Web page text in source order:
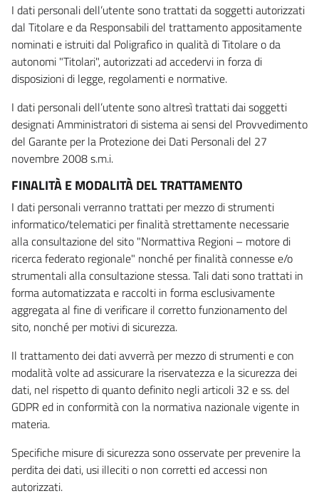
I dati personali dell’utente sono trattati da soggetti autorizzati
dal Titolare e da Responsabili del trattamento appositamente
nominati e istruiti dal Poligrafico in qualità di Titolare o da
autonomi "Titolari", autorizzati ad accedervi in forza di
disposizioni di legge, regolamenti e normative.
I dati personali dell’utente sono altresì trattati dai soggetti
designati Amministratori di sistema ai sensi del Provvedimento
del Garante per la Protezione dei Dati Personali del 27
novembre 2008 s.m.i.
FINALITÀ E MODALITÀ DEL TRATTAMENTO
I dati personali verranno trattati per mezzo di strumenti
informatico/telematici per finalità strettamente necessarie
alla consultazione del sito "Normattiva Regioni – motore di
ricerca federato regionale" nonché per finalità connesse e/o
strumentali alla consultazione stessa. Tali dati sono trattati in
forma automatizzata e raccolti in forma esclusivamente
aggregata al fine di verificare il corretto funzionamento del
sito, nonché per motivi di sicurezza.
Il trattamento dei dati avverrà per mezzo di strumenti e con
modalità volte ad assicurare la riservatezza e la sicurezza dei
dati, nel rispetto di quanto definito negli articoli 32 e ss. del
GDPR ed in conformità con la normativa nazionale vigente in
materia.
Specifiche misure di sicurezza sono osservate per prevenire la
perdita dei dati, usi illeciti o non corretti ed accessi non
autorizzati.